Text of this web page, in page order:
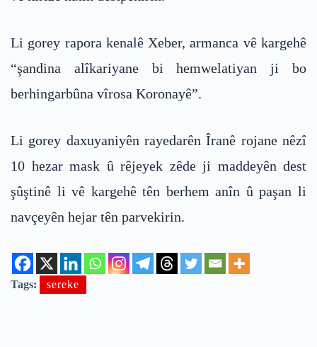
Li gorey rapora kenalê Xeber, armanca vê kargehê
“şandina alîkariyane bi hemwelatiyan ji bo
berhingarbûna vîrosa Koronayê”.
Li gorey daxuyaniyên rayedarên Îranê rojane nêzî
10 hezar mask û rêjeyek zêde ji maddeyên dest
şûştinê li vê kargehê tên berhem anîn û paşan li
navçeyên hejar tên parvekirin.
Tags: sereke